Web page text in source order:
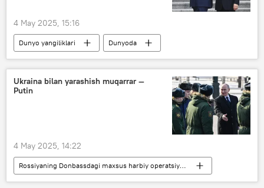
4 May 2025, 15:16
Dunyo yangiliklari
Dunyoda
Rossiya
Moskva
Xitoy
Si Szinpin
tashrif
Ukraina bilan yarashish muqarrar —
Putin
4 May 2025, 14:22
Rossiyaning Donbassdagi maxsus harbiy operatsiyasi
Dunyo yangiliklari
Dunyoda